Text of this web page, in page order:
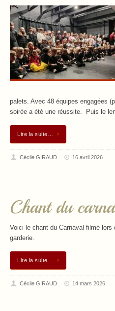
palets. Avec 48 équipes engagées
soirée a été une réussite. Puis le
Lire la suite…
Cécile GIRAUD 16 avril 2026
Chant du
Voici le chant du Carnaval filmé
garderie.
Lire la suite…
Cécile GIRAUD 14 mars 2026